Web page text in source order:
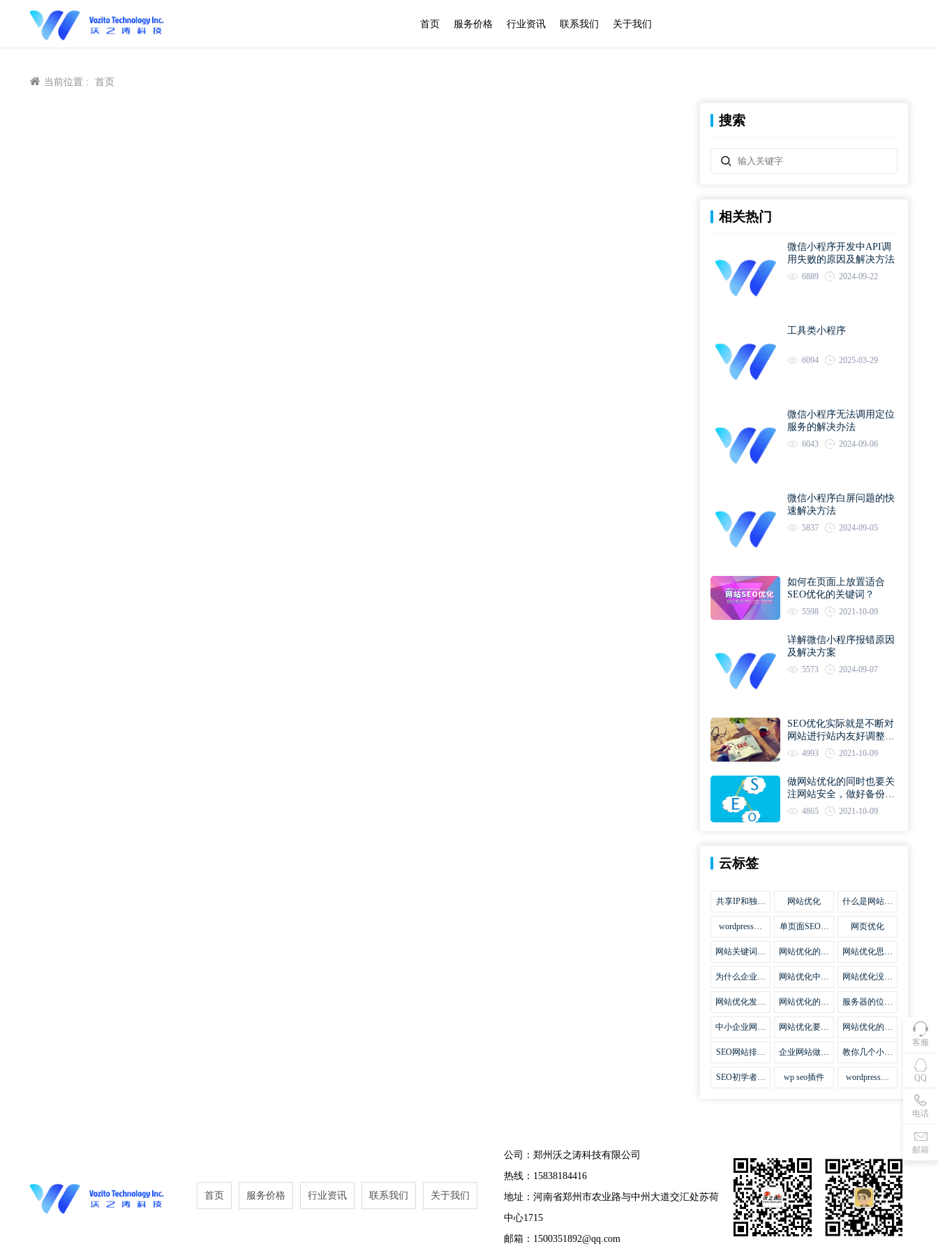
首页 服务价格 行业资讯 联系我们 关于我们
当前位置 : 首页
搜索
相关热门
微信小程序开发中API调
用失败的原因及解决方法
6889 2024-09-22
工具类小程序
6094 2025-03-29
微信小程序无法调用定位
服务的解决办法
6043 2024-09-06
微信小程序白屏问题的快
速解决方法
5837 2024-09-05
如何在页面上放置适合
SEO优化的关键词？
5598 2021-10-09
详解微信小程序报错原因
及解决方案
5573 2024-09-07
SEO优化实际就是不断对
网站进行站内友好调整直
到符合优化规则
4993 2021-10-09
做网站优化的同时也要关
注网站安全，做好备份工
作 4865 2021-10-09
云标签
共享IP和独立
网站优化
什么是网站优
wordpress网
集插件
单页面SEO网
网页优化
网站关键词优
么
网站优化的误
网站优化思路
要
为什么企业网
网站SEO优
网站优化中关
干问题
网站优化没有
味道
网站优化发挥
网站优化的费
服务器的位置
影响
中小企业网站
法
网站优化要不
网站优化的逆
SEO网站排名
法宝
企业网站做好
势
教你几个小技
页优化
SEO初学者，
wp seo插件
wordpress插
客服
QQ
电话
邮箱
首页 服务价格 行业资讯 联系我们 关于我们
公司：郑州沃之涛科技有限公司
热线：15838184416
地址：河南省郑州市农业路与中州大道交汇处苏荷
中心1715
邮箱：1500351892@qq.com